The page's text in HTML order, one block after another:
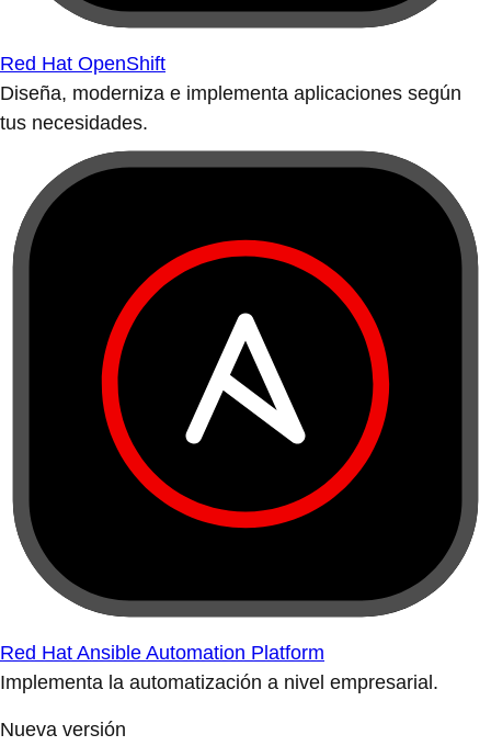
Red Hat OpenShift
Diseña, moderniza e implementa aplicaciones según
tus necesidades.
Red Hat Ansible Automation Platform
Implementa la automatización a nivel empresarial.
Nueva versión